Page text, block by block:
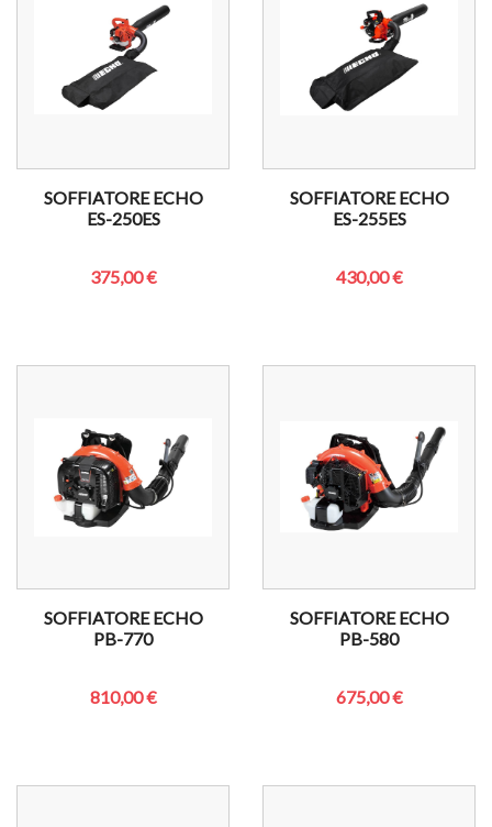
SOFFIATORE ECHO
ES-250ES
375,00 €
SOFFIATORE ECHO
ES-255ES
430,00 €
SOFFIATORE ECHO
PB-770
810,00 €
SOFFIATORE ECHO
PB-580
675,00 €